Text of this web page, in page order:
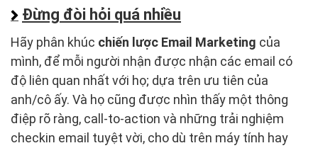
Đừng đòi hỏi quá nhiều
Hãy phân khúc chiến lược Email Marketing của
mình, để mỗi người nhận được nhận các email có
độ liên quan nhất với họ; dựa trên ưu tiên của
anh/cô ấy. Và họ cũng được nhìn thấy một thông
điệp rõ ràng, call-to-action và những trải nghiệm
checkin email tuyệt vời, cho dù trên máy tính hay